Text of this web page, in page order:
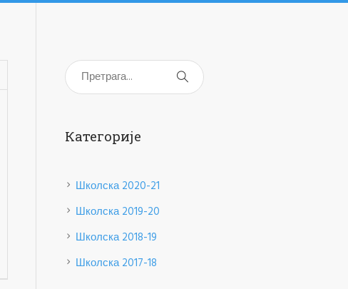
Категорије
Школска 2020-21
Школска 2019-20
Школска 2018-19
Школска 2017-18